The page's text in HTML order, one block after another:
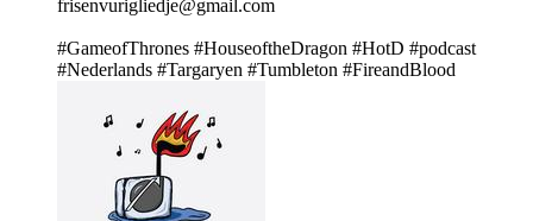
frisenvurigliedje@gmail.com
#GameofThrones #HouseoftheDragon #HotD #podcast
#Nederlands #Targaryen #Tumbleton #FireandBlood